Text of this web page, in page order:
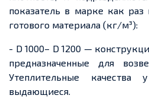
показатель в марке как раз
готового материала (кг/м³):
- D 1000– D 1200 —
предназначенные для
Утеплительные
выдающиеся.